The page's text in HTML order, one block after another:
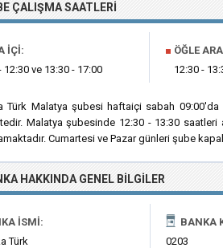
ÇALIŞMA SAATLERI
İÇI:
12:30 ve 13:30 - 17:00
■ ÖĞLE
12:30 -
Türk Malatya şubesi haftaiçi sabah
Malatya şubesinde 12:30 - 13:30
Cumartesi ve Pazar günleri şube
HAKKINDA GENEL BILGILER
İSMI:
Türk
BANKA
0203